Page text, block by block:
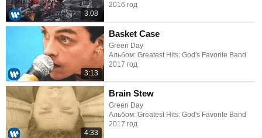
3:08
2016 год
3:13
Basket Case
Green Day
Альбом: Greatest Hits: God's Favorite Band
2017 год
4:33
Brain Stew
Green Day
Альбом: Greatest Hits: God's Favorite Band
2017 год